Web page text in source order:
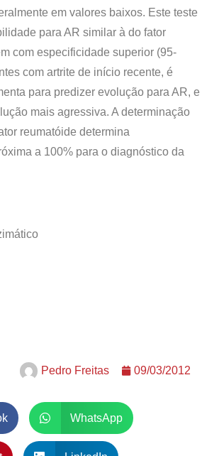
em valores baixos. Este teste
para AR similar à do fator
com especificidade superior (95-
com artrite de início recente, é
para predizer evolução para AR, e
mais agressiva. A determinação
reumatóide determina
a 100% para o diagnóstico da
Pedro Freitas 09/03/2012
WhatsApp